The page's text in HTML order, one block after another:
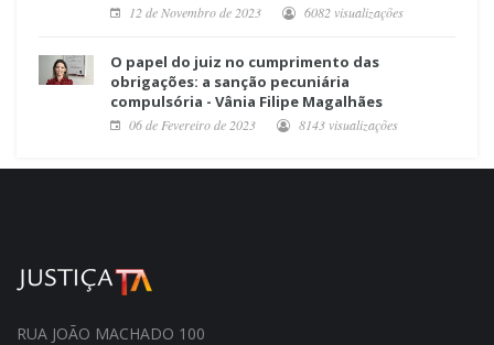
12 de Novembro de 2023 6082 visualizações
O papel do juiz no cumprimento das
obrigações: a sanção pecuniária
compulsória - Vânia Filipe Magalhães
06 de Fevereiro de 2023 8143 visualizações
RUA JOÃO MACHADO 100